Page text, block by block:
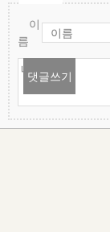
이
름
댓글쓰기